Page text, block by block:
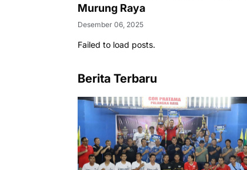
Murung Raya
Desember 06, 2025
Failed to load posts.
Berita Terbaru